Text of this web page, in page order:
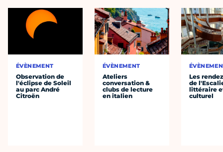
ÉVÈNEMENT
Observation de
l'éclipse de Soleil
au parc André
Citroën
ÉVÈNEMENT
Ateliers
conversation &
clubs de lecture
en italien
Les
de
littéraire
culturel